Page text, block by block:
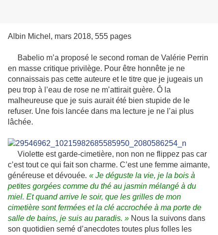
Albin Michel, mars 2018, 555 pages
Babelio m’a proposé le second roman de Valérie Perrin
en masse critique privilège. Pour être honnête je ne
connaissais pas cette auteure et le titre que je jugeais un
peu trop à l’eau de rose ne m’attirait guère. Ô la
malheureuse que je suis aurait été bien stupide de le
refuser. Une fois lancée dans ma lecture je ne l’ai plus
lâchée.
Violette est garde-cimetière, non non ne flippez pas car
c’est tout ce qui fait son charme. C’est une femme aimante,
généreuse et dévouée. « Je déguste la vie, je la bois à
petites gorgées comme du thé au jasmin mélangé à du
miel. Et quand arrive le soir, que les grilles de mon
cimetière sont fermées et la clé accrochée à ma porte de
salle de bains, je suis au paradis. » Nous la suivons dans
son quotidien semé d’anecdotes toutes plus folles les